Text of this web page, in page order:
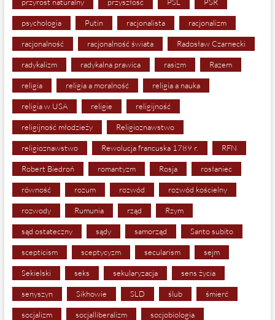
psychologia Putin racjonalista racjonalizm
racjonalność racjonalność świata Radosław Czarnecki
radykalizm radykalna prawica rasizm Razem
religia religia a moralność religia a nauka
religia w USA religie religijność
religijność młodzieży Religioznawstwo
religioznawstwo Rewolucja francuska 1789 r. RFN
Robert Biedroń romantyzm Rosja rosłaniec
równość rozum rozwód rozwód kościelny
rozwody Rumunia rząd Rzym
sąd ostateczny sądy samorząd Santo subito
scepticism sceptycyzm secularism sejm
Sekielski seks sekularyzacja sens życia
senyszyn Sikhowie SLD ślub śmierć
socjalizm socjalliberalizm socjobiologia